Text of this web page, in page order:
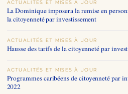
ACTUALITÉS ET MISES À JOUR
La Dominique imposera la remise en
la citoyenneté par investissement
ACTUALITÉS ET MISES À JOUR
Hausse des tarifs de la citoyenneté par
ACTUALITÉS ET MISES À JOUR
Programmes caribéens de citoyenneté par
2022